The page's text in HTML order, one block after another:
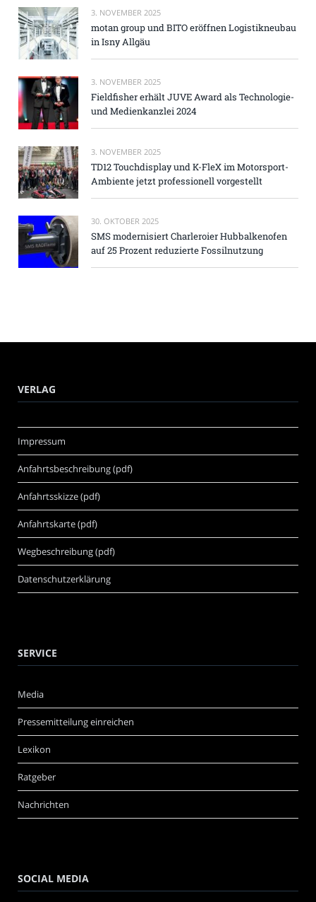
3. NOVEMBER 2025
motan group und BITO eröffnen Logistikneubau
in Isny Allgäu
3. NOVEMBER 2025
Fieldfisher erhält JUVE Award als Technologie-
und Medienkanzlei 2024
3. NOVEMBER 2025
TD12 Touchdisplay und K-FleX im Motorsport-
Ambiente jetzt professionell vorgestellt
30. OKTOBER 2025
SMS modernisiert Charleroier Hubbalkenofen
auf 25 Prozent reduzierte Fossilnutzung
VERLAG
Impressum
Anfahrtsbeschreibung (pdf)
Anfahrtsskizze (pdf)
Anfahrtskarte (pdf)
Wegbeschreibung (pdf)
Datenschutzerklärung
SERVICE
Media
Pressemitteilung einreichen
Lexikon
Ratgeber
Nachrichten
SOCIAL MEDIA